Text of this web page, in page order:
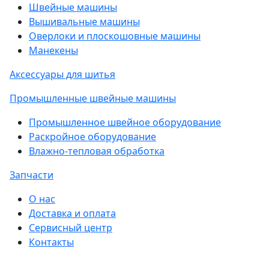
Швейные машины
Вышивальные машины
Оверлоки и плоскошовные машины
Манекены
Аксессуары для шитья
Промышленные швейные машины
Промышленное швейное оборудование
Раскройное оборудование
Влажно-тепловая обработка
Запчасти
О нас
Доставка и оплата
Сервисный центр
Контакты